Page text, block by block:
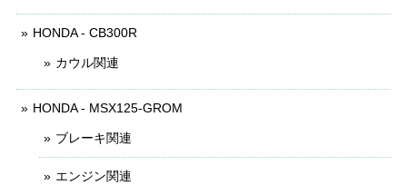
HONDA - CB300R
カウル関連
HONDA - MSX125-GROM
ブレーキ関連
エンジン関連